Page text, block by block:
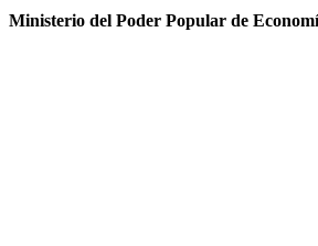
Ministerio del Poder Popular de